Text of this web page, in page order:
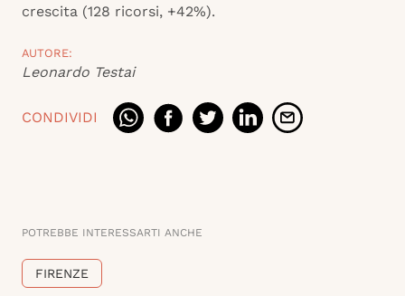
crescita (128 ricorsi, +42%).
AUTORE:
Leonardo Testai
CONDIVIDI
POTREBBE INTERESSARTI ANCHE
FIRENZE